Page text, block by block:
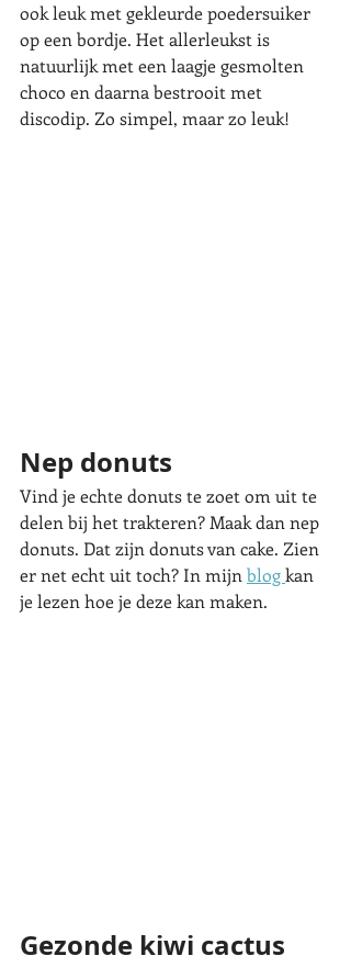
ook leuk met gekleurde poedersuiker
op een bordje. Het allerleukst is
natuurlijk met een laagje gesmolten
choco en daarna bestrooit met
discodip. Zo simpel, maar zo leuk!
Nep donuts
Vind je echte donuts te zoet om uit te
delen bij het trakteren? Maak dan nep
donuts. Dat zijn donuts van cake. Zien
er net echt uit toch? In mijn blog kan
je lezen hoe je deze kan maken.
Gezonde kiwi cactus